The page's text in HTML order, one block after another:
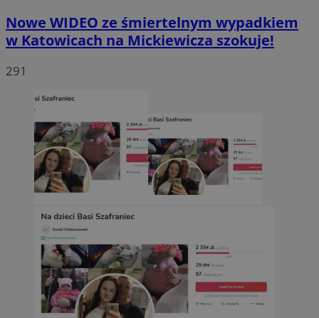
Nowe WIDEO ze śmiertelnym wypadkiem
w Katowicach na Mickiewicza szokuje!
291